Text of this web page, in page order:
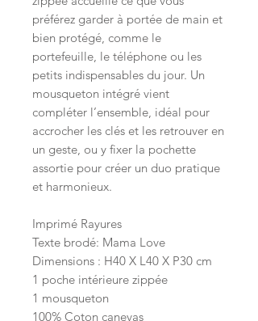
préférez garder à portée de main et
bien protégé, comme le
portefeuille, le téléphone ou les
petits indispensables du jour. Un
mousqueton intégré vient
compléter l’ensemble, idéal pour
accrocher les clés et les retrouver en
un geste, ou y fixer la pochette
assortie pour créer un duo pratique
et harmonieux.
Imprimé Rayures
Texte brodé: Mama Love
Dimensions : H40 X L40 X P30 cm
1 poche intérieure zippée
1 mousqueton
100% Coton canevas